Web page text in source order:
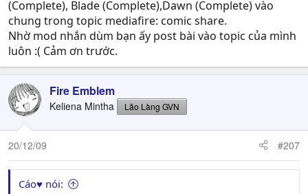
(Complete), Blade (Complete),Dawn (Complete) vào
chung trong topic mediafire: comic share.
Nhờ mod nhắn dùm bạn ấy post bài vào topic của mình
luôn :( Cảm ơn trước.
Fire Emblem
Keliena Mintha Lão Làng GVN
20/12/09 #207
Cáo♥ nói: